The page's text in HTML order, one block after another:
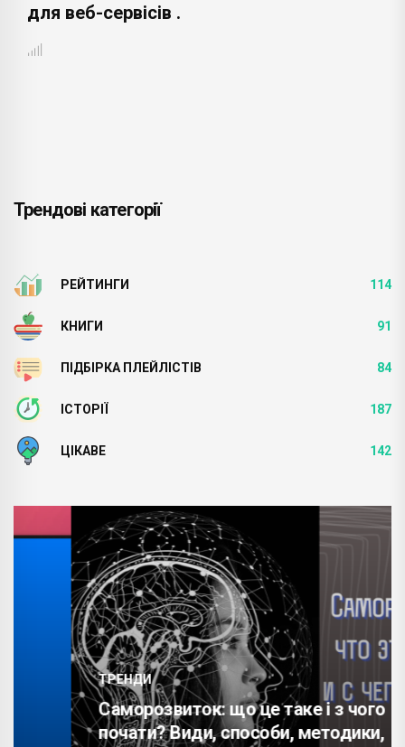
для веб-сервісів .
Трендові категорії
РЕЙТИНГИ 114
КНИГИ 91
ПІДБІРКА ПЛЕЙЛІСТІВ 84
ІСТОРІЇ 187
ЦІКАВЕ 142
ТРЕНДИ
Саморозвиток: що це таке і з чого
почати? Види, способи, методики,